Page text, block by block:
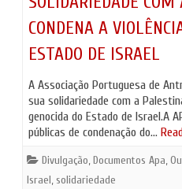
CONDENA A
ESTADO DE ISRAEL
A Associação Portuguesa de
sua solidariedade com a
genocida do Estado de Israel.A
públicas de condenação do…
Divulgação,Documentos Apa,
Israel, solidariedade